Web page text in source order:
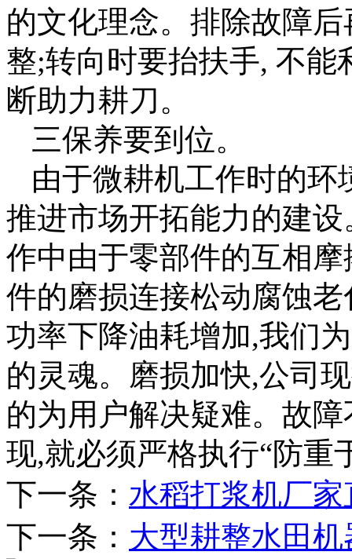
的文化理念。排除故障
整;转向时要抬扶手, 不
断助力耕刀。
三保养要到位。
由于微耕机工作时的
推进市场开拓能力的建
作中由于零部件的互相
件的磨损连接松动腐蚀
功率下降油耗增加,我们
的灵魂。磨损加快,公司
的为用户解决疑难。故
现,就必须严格执行“防重
下一条： 水稻打浆机厂
下一条： 大型耕整水田